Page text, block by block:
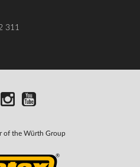
311
of the Würth Group